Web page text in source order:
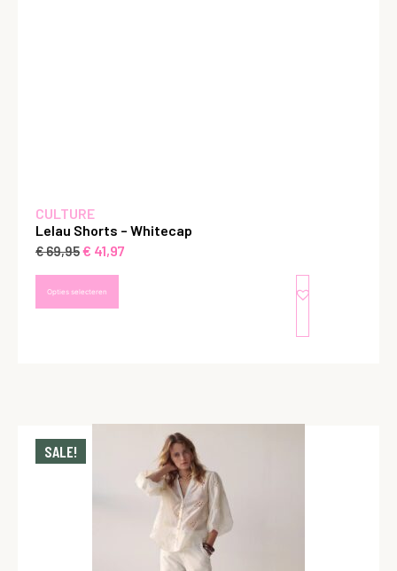
CULTURE
Lelau Shorts – Whitecap
€69,95€ 41,97
Opties selecteren
SALE!